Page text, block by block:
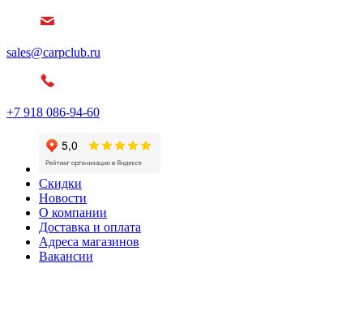
sales@carpclub.ru
+7 918 086-94-60
Скидки
Новости
О компании
Доставка и оплата
Адреса магазинов
Вакансии